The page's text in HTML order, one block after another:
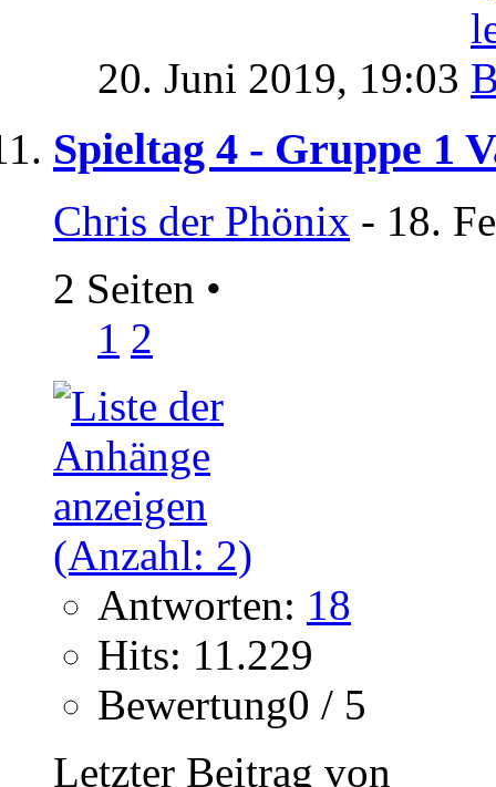
20. Juni 2019, 19:03
Spieltag 4 - Gruppe 1
Chris der Phönix - 18.
2 Seiten •
1 2
Antworten: 18
Hits: 11.229
Bewertung0 / 5
Letzter Beitrag von